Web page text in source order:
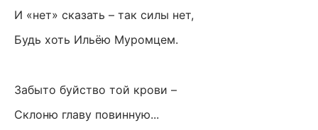
И «нет» сказать – так силы нет,
Будь хоть Ильёю Муромцем.
Забыто буйство той крови –
Склоню главу повинную...